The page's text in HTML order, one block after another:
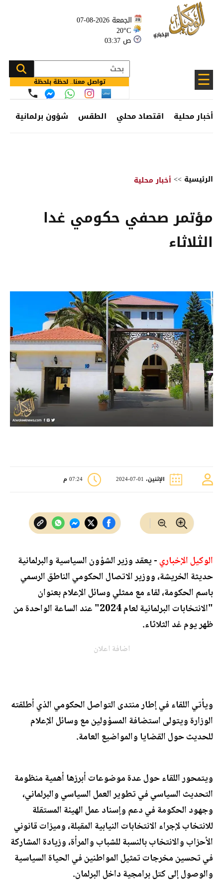
الجمعة 2026-08-07
20°C
03:37 ص
☰ تواصل معنا.. لحظة بلحظة
أخبار محلية اقتصاد محلي الطقس شؤون برلمانية
الرئيسية >> أخبار محلية
مؤتمر صحفي حكومي غدا
الثلاثاء
الإثنين، 01-07-2024 07:24 م
الوكيل الإخباري- يعقد وزير الشؤون السياسية والبرلمانية
حديثة الخريشة، ووزير الاتصال الحكومي الناطق الرسمي
باسم الحكومة، لقاء مع ممثلي وسائل الإعلام بعنوان
"الانتخابات البرلمانية لعام 2024" عند الساعة الواحدة من
ظهر يوم غد الثلاثاء.
اضافة اعلان
ويأتي اللقاء في إطار منتدى التواصل الحكومي الذي أطلقته
الوزارة ويتولى استضافة المسؤولين مع وسائل الإعلام
للحديث حول القضايا والمواضيع العامة.
ويتمحور اللقاء حول عدة موضوعات أبرزها أهمية منظومة
التحديث السياسي في تطوير العمل السياسي والبرلماني،
وجهود الحكومة في دعم وإسناد عمل الهيئة المستقلة
للانتخاب لإجراء الانتخابات النيابية المقبلة، وميزات قانوني
الأحزاب والانتخاب بالنسبة للشباب والمرأة، وزيادة المشاركة
في تحسين مخرجات تمثيل المواطنين في الحياة السياسية
والوصول إلى كتل برامجية داخل البرلمان.